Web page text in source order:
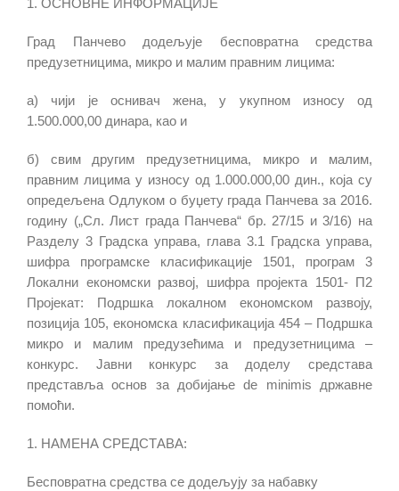
1. ОСНОВНЕ ИНФОРМАЦИЈЕ
Град Панчево додељује бесповратна средства
предузетницима, микро и малим правним лицима:
а) чији је оснивач жена, у укупном износу од
1.500.000,00 динара, као и
б) свим другим предузетницима, микро и малим,
правним лицима у износу од 1.000.000,00 дин., која су
опредељена Одлуком о буџету града Панчева за 2016.
годину („Сл. Лист града Панчева“ бр. 27/15 и 3/16) на
Разделу 3 Градска управа, глава 3.1 Градска управа,
шифра програмске класификације 1501, програм 3
Локални економски развој, шифра пројекта 1501- П2
Пројекат: Подршка локалном економском развоју,
позиција 105, економска класификација 454 – Подршка
микро и малим предузећима и предузетницима –
конкурс. Јавни конкурс за доделу средстава
представља основ за добијање de minimis државне
помоћи.
1. НАМЕНА СРЕДСТАВА:
Бесповратна средства се додељују за набавку